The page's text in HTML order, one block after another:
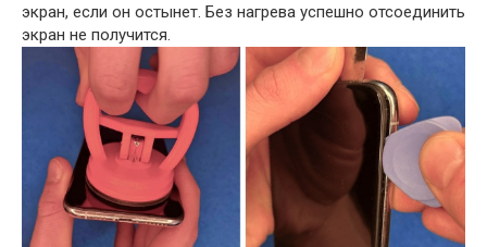
экран, если он остынет. Без нагрева успешно отсоединить
экран не получится.